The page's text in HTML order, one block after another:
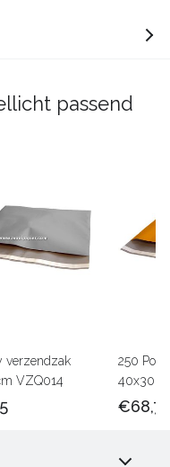
passend
verzendzak
VZQ014
250
40x30